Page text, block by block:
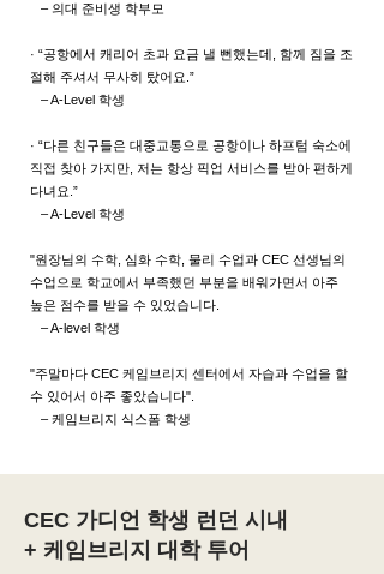
– 의대 준비생 학부모
· “공항에서 캐리어 초과 요금 낼 뻔했는데, 함께 짐을 조
절해 주셔서 무사히 탔어요.”
– A-Level 학생
· “다른 친구들은 대중교통으로 공항이나 하프텀 숙소에
직접 찾아 가지만, 저는 항상 픽업 서비스를 받아 편하게
다녀요.”
– A-Level 학생
"원장님의 수학, 심화 수학, 물리 수업과 CEC 선생님의
수업으로 학교에서 부족했던 부분을 배워가면서 아주
높은 점수를 받을 수 있었습니다.
– A-level 학생
"주말마다 CEC 케임브리지 센터에서 자습과 수업을 할
수 있어서 아주 좋았습니다".
– 케임브리지 식스폼 학생
CEC 가디언 학생 런던 시내
+ 케임브리지 대학 투어